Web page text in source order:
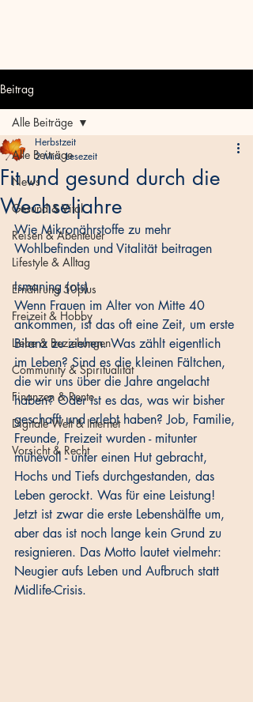
Beitrag
Alle Beiträge
News
Gesund & Vital
Reisen & Abenteuer
Lifestyle & Alltag
Ernährung 50plus
Freizeit & Hobby
Liebe & Beziehungen
Community & Spiritualität
Finanzen & Rente
Digitale Welt & Internet
Vorsicht & Recht
Alle Beiträge
Fit und gesund durch die
Wechseljahre
Herbstzeit
2 Min. Lesezeit
Wie Mikronährstoffe zu mehr
Wohlbefinden und Vitalität beitragen
Ismaning (ots)
Wenn Frauen im Alter von Mitte 40
ankommen, ist das oft eine Zeit, um erste
Bilanz zu ziehen. Was zählt eigentlich
im Leben? Sind es die kleinen Fältchen,
die wir uns über die Jahre angelacht
haben? Oder ist es das, was wir bisher
geschafft und erlebt haben? Job, Familie,
Freunde, Freizeit wurden - mitunter
mühevoll - unter einen Hut gebracht,
Hochs und Tiefs durchgestanden, das
Leben gerockt. Was für eine Leistung!
Jetzt ist zwar die erste Lebenshälfte um,
aber das ist noch lange kein Grund zu
resignieren. Das Motto lautet vielmehr:
Neugier aufs Leben und Aufbruch statt
Midlife-Crisis.